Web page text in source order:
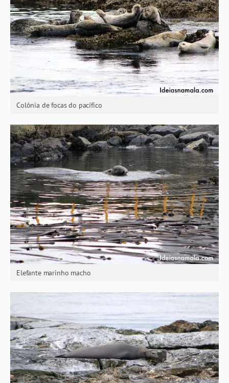
Colônia de focas do pacífico
Elefante marinho macho